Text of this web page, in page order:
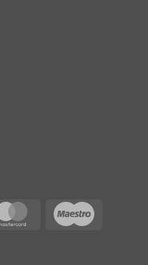
MasterCard